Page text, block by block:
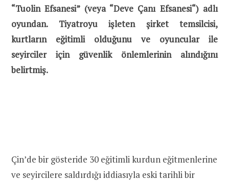
“Tuolin Efsanesi” (veya “Deve Çanı Efsanesi“) adlı
oyundan. Tiyatroyu işleten şirket temsilcisi,
kurtların eğitimli olduğunu ve oyuncular ile
seyirciler için güvenlik önlemlerinin alındığını
belirtmiş.
Çin’de bir gösteride 30 eğitimli kurdun eğitmenlerine
ve seyircilere saldırdığı iddiasıyla eski tarihli bir